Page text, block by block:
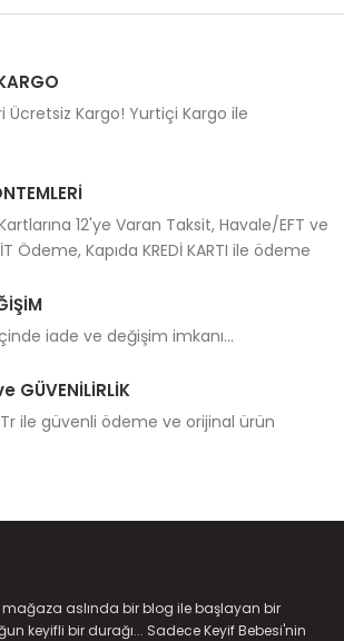
Ücretsiz Kargo! Yurtiçi Kargo ile
12'ye Varan Taksit, Havale/EFT ve
Ödeme, Kapıda KREDİ KARTI ile ödeme
iade ve değişim imkanı...
GÜVENİLİRLİK
ile güvenli ödeme ve orijinal ürün
aslında bir blog ile başlayan bir
keyifli bir durağı... Sadece Keyif Bebesi'nin